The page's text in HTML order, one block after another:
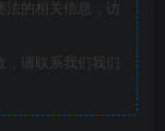
的相关信息，访
请联系我们我们